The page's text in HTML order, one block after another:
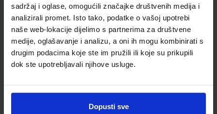
sadržaj i oglase, omogućili značajke društvenih medija i
analizirali promet. Isto tako, podatke o vašoj upotrebi
naše web-lokacije dijelimo s partnerima za društvene
medije, oglašavanje i analizu, a oni ih mogu kombinirati s
drugim podacima koje ste im pružili ili koje su prikupili
dok ste upotrebljavali njihove usluge.
Dopusti sve
Reg br min
4729